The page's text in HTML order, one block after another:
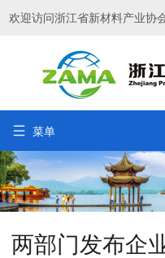
欢迎访问浙江省新材料产业协
 菜单
两部门发布企